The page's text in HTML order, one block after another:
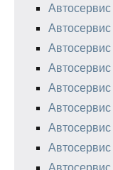
Автосервис
Автосервис
Автосервис
Автосервис
Автосервис
Автосервис
Автосервис
Автосервис
Автосервис